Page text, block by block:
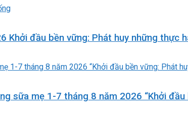
Khởi đầu bền vững: Phát huy những thực
sữa mẹ 1-7 tháng 8 năm 2026 “Khởi